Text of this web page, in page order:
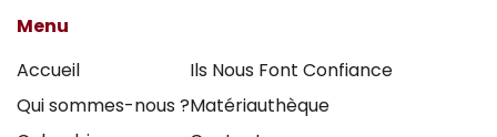
Menu
Accueil
Qui sommes-nous ?
Ils Nous Font Confiance
Matériauthèque